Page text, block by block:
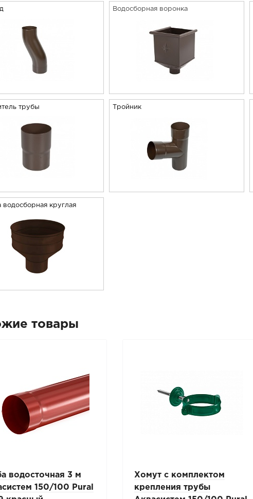
Водосборная воронка
трубы Тройник
водосборная круглая
товары
водосточная 3 м
150/100 Pural
Хомут с комплектом
крепления трубы